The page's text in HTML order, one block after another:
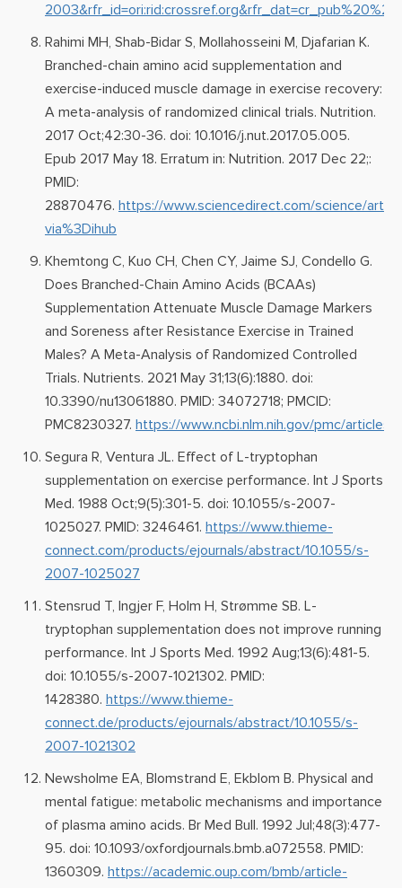
Rahimi MH, Shab-Bidar S, Mollahosseini M, Djafarian K.
Branched-chain amino acid supplementation and
exercise-induced muscle damage in exercise recovery:
A meta-analysis of randomized clinical trials. Nutrition.
2017 Oct;42:30-36. doi: 10.1016/j.nut.2017.05.005.
Epub 2017 May 18. Erratum in: Nutrition. 2017 Dec 22;:
PMID:
28870476. https://www.sciencedirect.com/science/
via%3Dihub
Khemtong C, Kuo CH, Chen CY, Jaime SJ, Condello G.
Does Branched-Chain Amino Acids (BCAAs)
Supplementation Attenuate Muscle Damage Markers
and Soreness after Resistance Exercise in Trained
Males? A Meta-Analysis of Randomized Controlled
Trials. Nutrients. 2021 May 31;13(6):1880. doi:
10.3390/nu13061880. PMID: 34072718; PMCID:
PMC8230327. https://www.ncbi.nlm.nih.gov/pmc/articles/
Segura R, Ventura JL. Effect of L-tryptophan
supplementation on exercise performance. Int J Sports
Med. 1988 Oct;9(5):301-5. doi: 10.1055/s-2007-
1025027. PMID: 3246461. https://www.thieme-
connect.com/products/ejournals/abstract/10.1055/s-
2007-1025027
Stensrud T, Ingjer F, Holm H, Strømme SB. L-
tryptophan supplementation does not improve running
performance. Int J Sports Med. 1992 Aug;13(6):481-5.
doi: 10.1055/s-2007-1021302. PMID:
1428380. https://www.thieme-
connect.de/products/ejournals/abstract/10.1055/s-
2007-1021302
Newsholme EA, Blomstrand E, Ekblom B. Physical and
mental fatigue: metabolic mechanisms and importance
of plasma amino acids. Br Med Bull. 1992 Jul;48(3):477-
95. doi: 10.1093/oxfordjournals.bmb.a072558. PMID:
1360309. https://academic.oup.com/bmb/article-